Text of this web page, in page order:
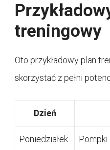
treningowy
Oto przykładowy plan
skorzystać z pełni
Dzień
Poniedziałek Pompki